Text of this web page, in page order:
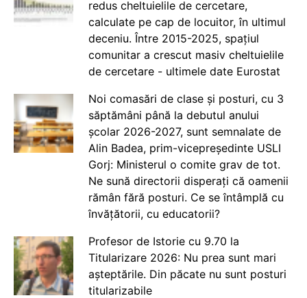
redus cheltuielile de cercetare,
calculate pe cap de locuitor, în ultimul
deceniu. Între 2015-2025, spațiul
comunitar a crescut masiv cheltuielile
de cercetare - ultimele date Eurostat
Noi comasări de clase și posturi, cu 3
săptămâni până la debutul anului
școlar 2026-2027, sunt semnalate de
Alin Badea, prim-vicepreședinte USLI
Gorj: Ministerul o comite grav de tot.
Ne sună directorii disperați că oamenii
rămân fără posturi. Ce se întâmplă cu
învățătorii, cu educatorii?
Profesor de Istorie cu 9.70 la
Titularizare 2026: Nu prea sunt mari
așteptările. Din păcate nu sunt posturi
titularizabile